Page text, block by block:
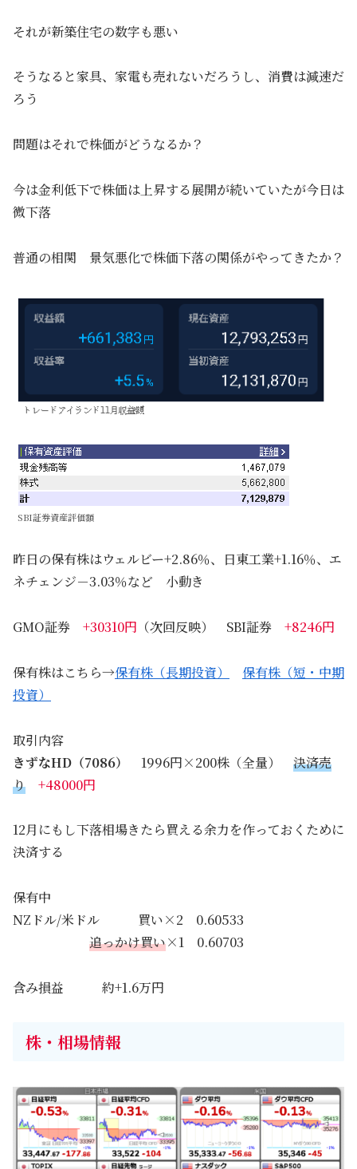
それが新築住宅の数字も悪い
そうなると家具、家電も売れないだろうし、消費は減速だ
ろう
問題はそれで株価がどうなるか？
今は金利低下で株価は上昇する展開が続いていたが今日は
微下落
普通の相関 景気悪化で株価下落の関係がやってきたか？
SBI証券資産評価額
昨日の保有株はウェルビー+2.86％、日東工業+1.16％、エ
ネチェンジ－3.03％など 小動き
GMO証券 +30310円 （次回反映） SBI証券 +8246円
保有株はこちら→保有株（長期投資）
保有株（短・中期
投資）
取引内容
きずなHD（7086）
1996円×200株（全量） 決済売
り
+48000円
12月にもし下落相場きたら買える余力を作っておくために
決済する
保有中
NZドル/米ドル 買い×2 0.60533
追っかけ買い×1 0.60703
含み損益 約+1.6万円
株・相場情報